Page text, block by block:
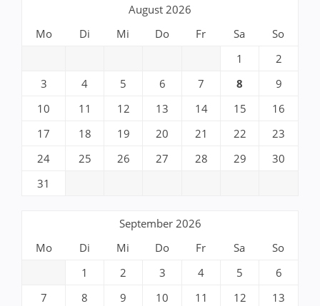
August 2026
Mo
Di Mi Do Fr Sa
So
1
2
3
4 5 6 7 8
9
10
11 12 13 14 15
16
17
18 19 20 21 22
23
24
25 26 27 28 29
30
31
September 2026
Mo
Di Mi Do Fr Sa
So
1
2 3 4 5
6
7
8 9 10 11 12
13